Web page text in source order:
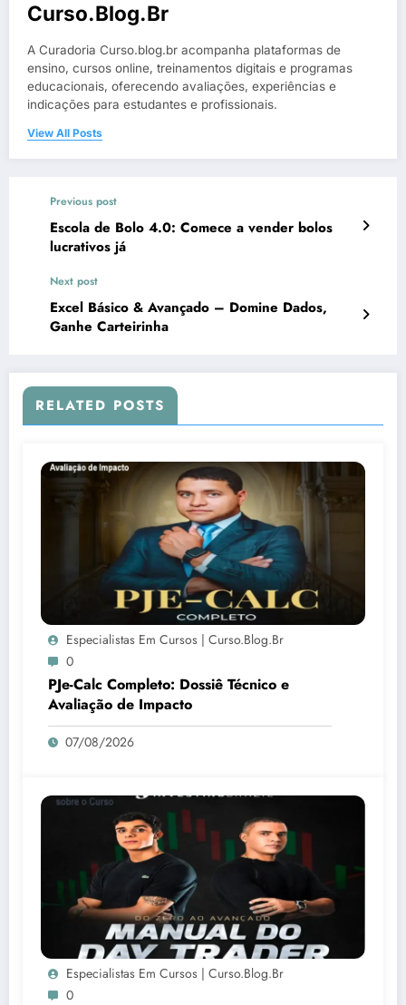
Curso.blog.br
A Curadoria Curso.blog.br acompanha plataformas de
ensino, cursos online, treinamentos digitais e programas
educacionais, oferecendo avaliações, experiências e
indicações para estudantes e profissionais.
View All Posts
Previous post
Escola de Bolo 4.0: Comece a vender bolos
lucrativos já
Next post
Excel Básico & Avançado – Domine Dados,
Ganhe Carteirinha
RELATED POSTS
Especialistas Em Cursos | Curso.blog.br
0
PJe-Calc Completo: Dossiê Técnico e
Avaliação de Impacto
07/08/2026
Especialistas Em Cursos | Curso.blog.br
0